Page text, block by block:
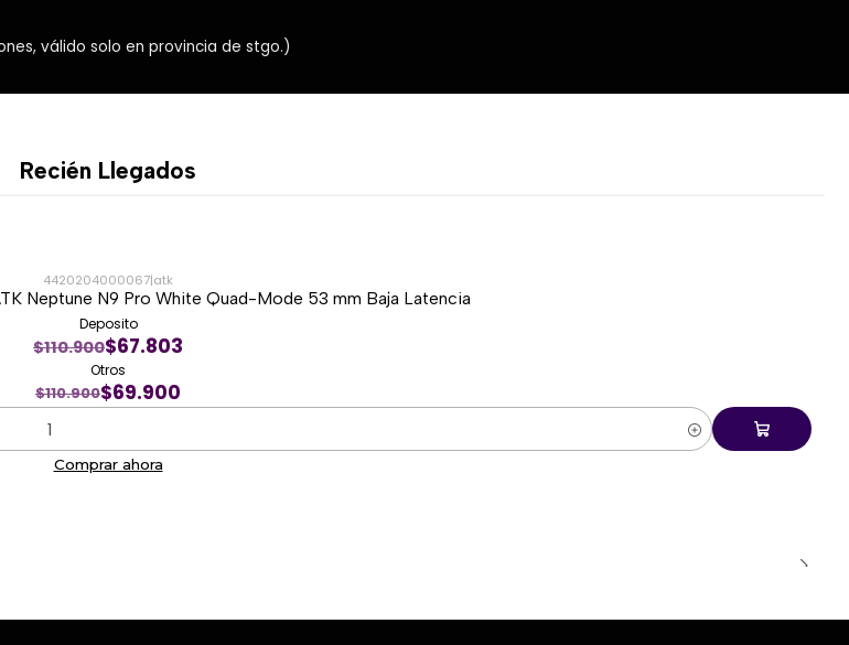
válido solo en provincia de stgo.)
Recién Llegados
4420204000067|atk
Neptune N9 Pro White Quad-Mode 53 mm Baja Latencia
Deposito
$110.900$67.803
Otros
$110.900$69.900
Comprar ahora